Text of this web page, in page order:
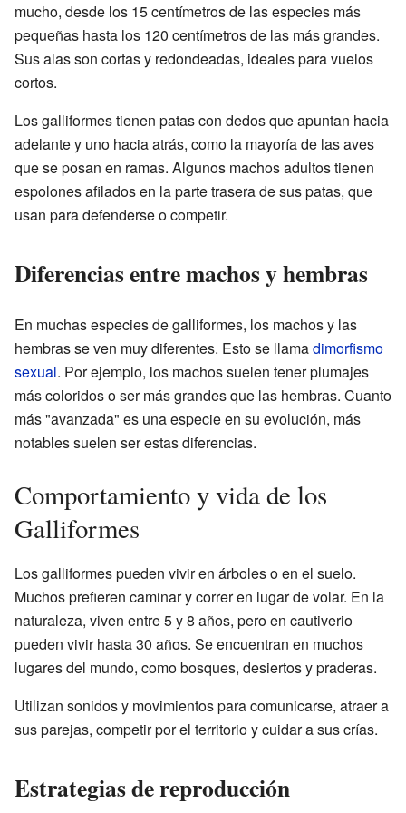
mucho, desde los 15 centímetros de las especies más
pequeñas hasta los 120 centímetros de las más grandes.
Sus alas son cortas y redondeadas, ideales para vuelos
cortos.
Los galliformes tienen patas con dedos que apuntan hacia
adelante y uno hacia atrás, como la mayoría de las aves
que se posan en ramas. Algunos machos adultos tienen
espolones afilados en la parte trasera de sus patas, que
usan para defenderse o competir.
Diferencias entre machos y hembras
En muchas especies de galliformes, los machos y las
hembras se ven muy diferentes. Esto se llamadimorfismo
sexual. Por ejemplo, los machos suelen tener plumajes
más coloridos o ser más grandes que las hembras. Cuanto
más "avanzada" es una especie en su evolución, más
notables suelen ser estas diferencias.
Comportamiento y vida de los
Galliformes
Los galliformes pueden vivir en árboles o en el suelo.
Muchos prefieren caminar y correr en lugar de volar. En la
naturaleza, viven entre 5 y 8 años, pero en cautiverio
pueden vivir hasta 30 años. Se encuentran en muchos
lugares del mundo, como bosques, desiertos y praderas.
Utilizan sonidos y movimientos para comunicarse, atraer a
sus parejas, competir por el territorio y cuidar a sus crías.
Estrategias de reproducción